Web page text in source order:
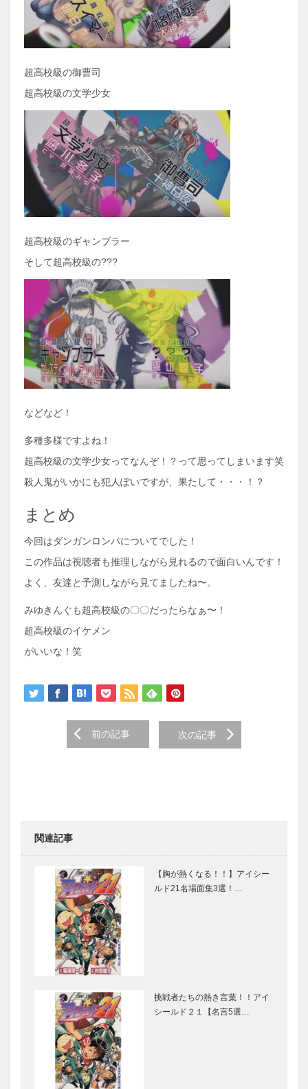
超高校級の御曹司
超高校級の文学少女
超高校級のギャンブラー
そして超高校級の???
などなど！
多種多様ですよね！
超高校級の文学少女ってなんぞ！？って思ってしまいます笑
殺人鬼がいかにも犯人ぽいですが、果たして・・・！？
まとめ
今回はダンガンロンパについてでした！
この作品は視聴者も推理しながら見れるので面白いんです！
よく、友達と予測しながら見てましたね〜。
みゆきんぐも超高校級の〇〇だったらなぁ〜！
超高校級のイケメン
がいいな！笑
前の記事 次の記事
関連記事
【胸が熱くなる！！】アイシー
ルド21名場面集3選！…
挑戦者たちの熱き言葉！！アイ
シールド２１【名言5選…